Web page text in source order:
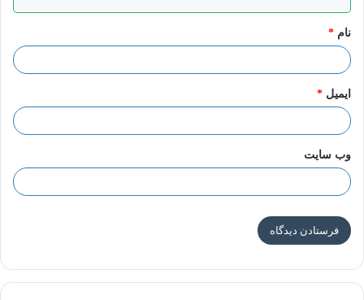
*
نام *
ایمیل *
وب‌ سایت